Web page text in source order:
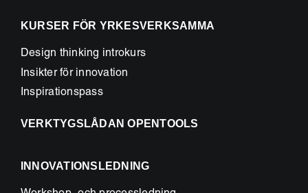
KURSER FÖR YRKESVERKSAMMA
Design thinking introkurs
Insikter för innovation
Inspirationspass
VERKTYGSLÅDAN OPENTOOLS
INNOVATIONSLEDNING